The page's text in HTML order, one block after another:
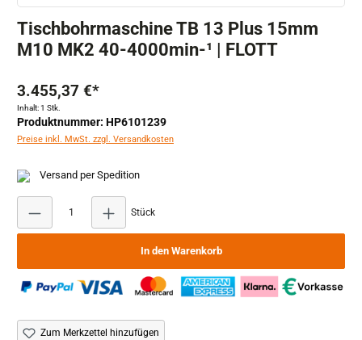
Tischbohrmaschine TB 13 Plus 15mm
M10 MK2 40-4000min-¹ | FLOTT
3.455,37 €*
Inhalt:1 Stk.
Produktnummer: HP6101239
Preise inkl. MwSt. zzgl. Versandkosten
Versand per Spedition
Stück
In den Warenkorb
Zum Merkzettel hinzufügen